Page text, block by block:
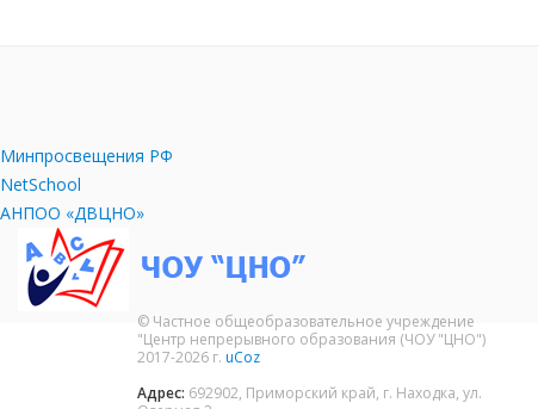
Минпросвещения РФ
NetSchool
АНПОО «ДВЦНО»
© Частное общеобразовательное учреждение
"Центр непрерывного образования (ЧОУ "ЦНО")
2017-2026 г. uCoz
Адрес: 692902, Приморский край, г. Находка, ул.